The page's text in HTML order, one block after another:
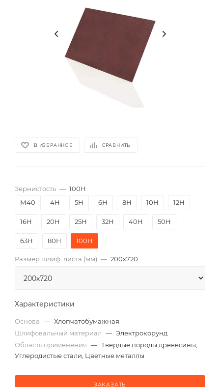
В ИЗБРАННОЕ СРАВНИТЬ
Зернистость — 100Н
М40
4Н 5Н 6Н 8Н 10Н 12Н
16Н 20Н 25Н 32Н 40Н 50Н
63Н 80Н 100Н
Размер шлиф. листа (мм) — 200х720
Характеристики
Основа — Хлопчатобумажная
Шлифовальный материал — Электрокорунд
Область применения — Твердые породы древесины,
Углеродистые стали, Цветные металлы
ЗАКАЗАТЬ